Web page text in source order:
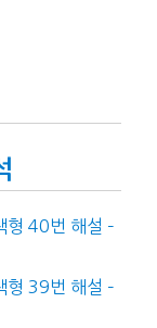
형 40번 해설 –
형 39번 해설 –